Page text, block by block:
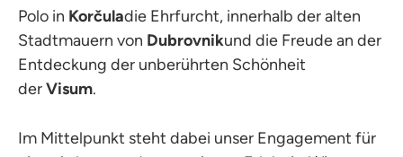
Polo in Korčuladie Ehrfurcht, innerhalb der alten
Stadtmauern von Dubrovnikund die Freude an der
Entdeckung der unberührten Schönheit
derVisum.
Im Mittelpunkt steht dabei unser Engagement für